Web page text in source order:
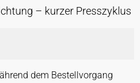
– kurzer Presszyklus
dem Bestellvorgang